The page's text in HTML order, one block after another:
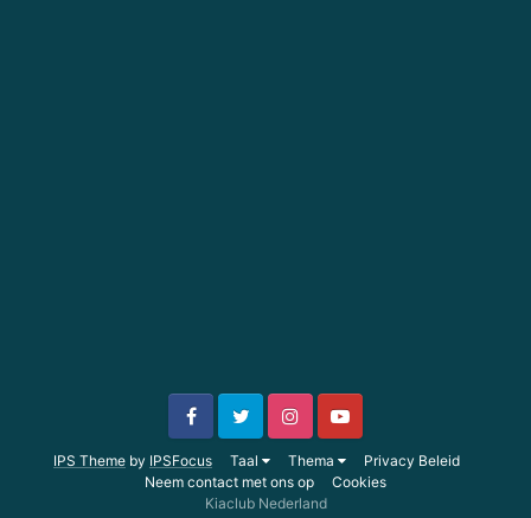
IPS Theme by IPSFocus Taal Thema
Privacy Beleid
Neem contact met ons op
Cookies
Kiaclub Nederland